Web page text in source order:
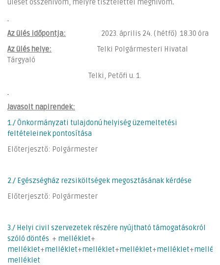
ülését összehívom, melyre tisztelettel meghívom.
Az ülés időpontja: 2023. április 24. ( hétfő) 18.30 óra
Az ülés helye: Telki Polgármesteri Hivatal
Tárgyaló
Telki, Petőfi u. 1.
Javasolt napirendek:
1./ Önkormányzati tulajdonú helyiség üzemeltetési
feltételeinek pontosítása
Előterjesztő: Polgármester
2./ Egészségház rezsiköltségek megosztásának kérdése
Előterjesztő: Polgármester
3./ Helyi civil szervezetek részére nyújtható támogatásokról
szóló döntés + melléklet+
melléklet+melléklet+melléklet+melléklet+melléklet+
melléklet